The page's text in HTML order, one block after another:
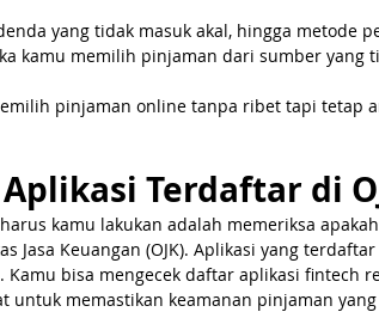
yang tidak masuk akal, hingga metode
kamu memilih pinjaman dari sumber yang
pinjaman online tanpa ribet tapi tetap
Terdaftar di
kamu lakukan adalah memeriksa
Jasa Keuangan (OJK). Aplikasi yang
bisa mengecek daftar aplikasi fintech
untuk memastikan keamanan pinjaman